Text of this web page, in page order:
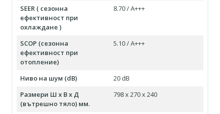
SEER ( сезонна
ефективност при
охлаждане )
8.70 / А+++
SCOP (сезонна
ефективност при
отопление)
5.10 / А+++
Ниво на шум (dB)
20 dB
Размери Ш х В х Д
(вътрешно тяло) мм.
798 x 270 x 240